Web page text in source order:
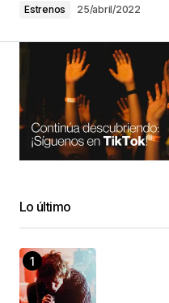
Estrenos 25/abril/2022
Lo último